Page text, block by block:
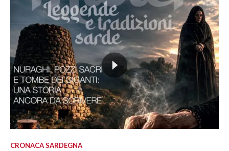
CRONACA SARDEGNA